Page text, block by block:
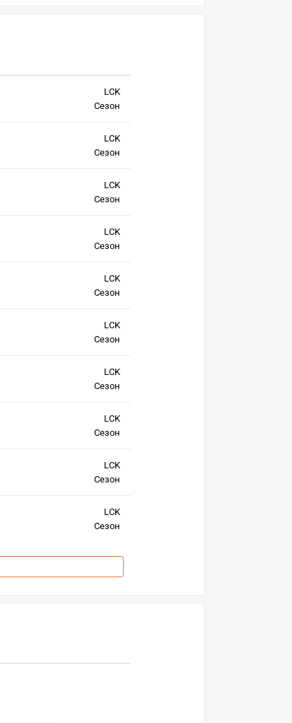
LCK
Сезон
LCK
Сезон
LCK
Сезон
LCK
Сезон
LCK
Сезон
LCK
Сезон
LCK
Сезон
LCK
Сезон
LCK
Сезон
LCK
Сезон